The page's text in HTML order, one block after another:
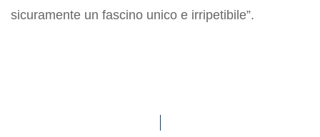
sicuramente un fascino unico e irripetibile”.